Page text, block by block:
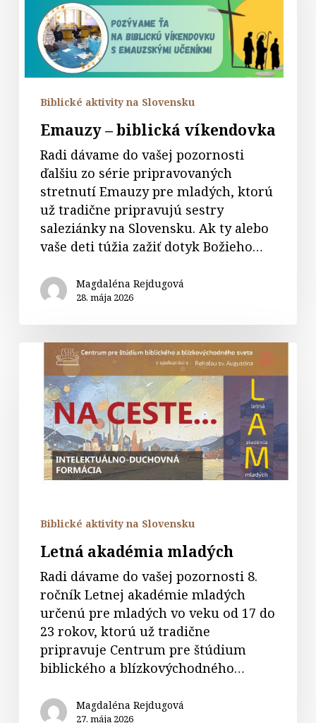
Biblické aktivity na Slovensku
Emauzy – biblická víkendovka
Radi dávame do vašej pozornosti
ďalšiu zo série pripravovaných
stretnutí Emauzy pre mladých, ktorú
už tradične pripravujú sestry
saleziánky na Slovensku. Ak ty alebo
vaše deti túžia zažiť dotyk Božieho…
Magdaléna Rejdugová
28. mája 2026
akadémia
mladých
Biblické aktivity na Slovensku
Letná akadémia mladých
Radi dávame do vašej pozornosti 8.
ročník Letnej akadémie mladých
určenú pre mladých vo veku od 17 do
23 rokov, ktorú už tradične
pripravuje Centrum pre štúdium
biblického a blízkovýchodného…
Magdaléna Rejdugová
27. mája 2026